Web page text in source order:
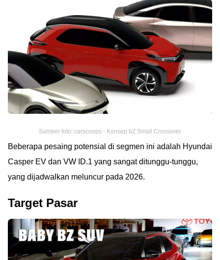
Sumber foto: carscoops - Konsep bZ Small Crossover
Beberapa pesaing potensial di segmen ini adalah Hyundai
Casper EV dan VW ID.1 yang sangat ditunggu-tunggu,
yang dijadwalkan meluncur pada 2026.
Target Pasar